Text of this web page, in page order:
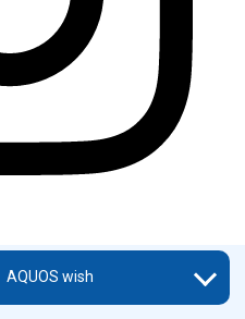
AQUOS wish